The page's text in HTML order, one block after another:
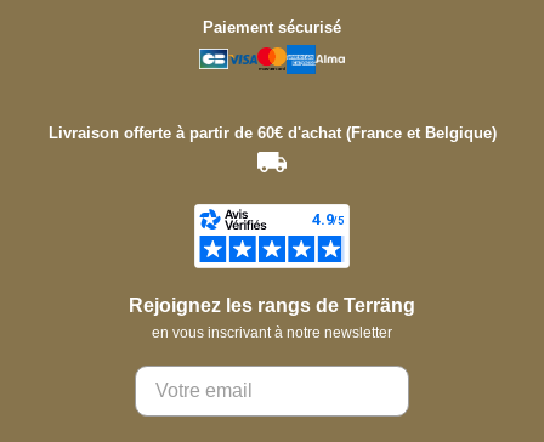
Paiement sécurisé
Livraison offerte à partir de 60€ d'achat (France et Belgique)
Rejoignez les rangs de Terräng
en vous inscrivant à notre newsletter